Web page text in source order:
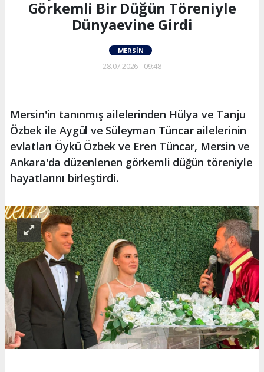
Görkemli Bir Düğün Töreniyle
Dünyaevine Girdi
MERSIN
28.07.2026 - 09:48
Mersin'in tanınmış ailelerinden Hülya ve Tanju
Özbek ile Aygül ve Süleyman Tüncar ailelerinin
evlatları Öykü Özbek ve Eren Tüncar, Mersin ve
Ankara'da düzenlenen görkemli düğün töreniyle
hayatlarını birleştirdi.